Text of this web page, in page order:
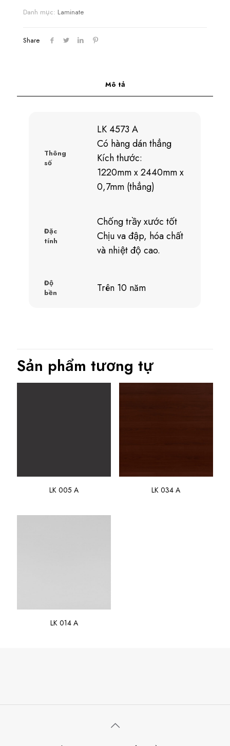
Danh mục: Laminate
Share
Mô tả
Thông
số
LK 4573 A
Có hàng dán thẳng
Kích thước:
1220mm x 2440mm x
0,7mm (thẳng)
Đặc
tính
Chống trầy xước tốt
Chịu va đập, hóa chất
và nhiệt độ cao.
Độ
bền
Trên 10 năm
Sản phẩm tương tự
LK 005 A LK 034 A
LK 014 A